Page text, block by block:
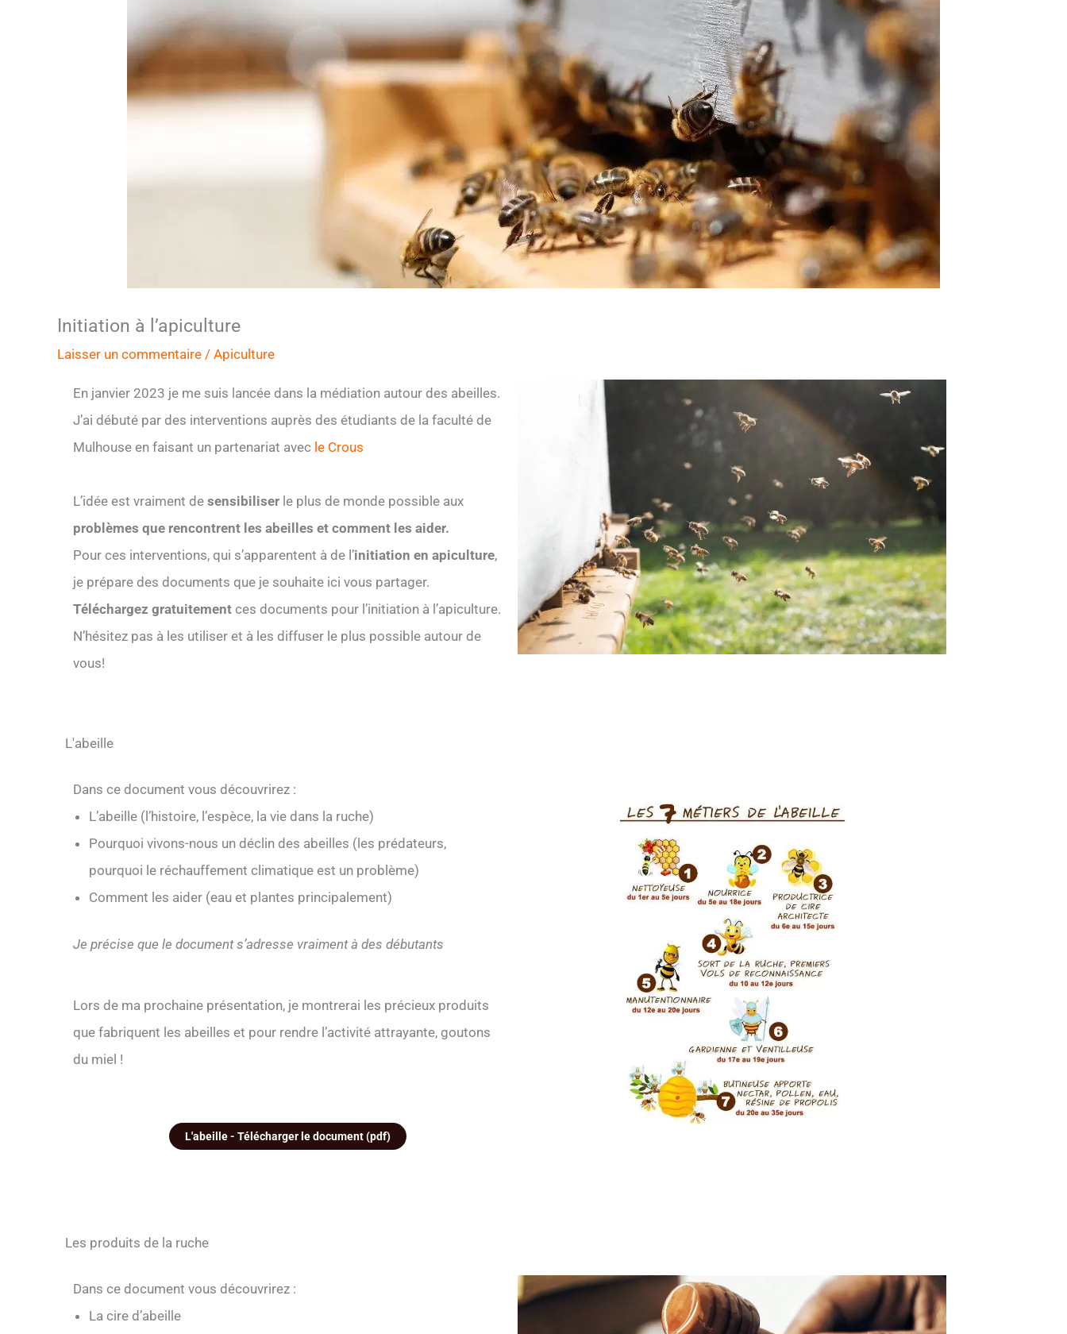
Initiation à l’apiculture
Laisser un commentaire / Apiculture
En janvier 2023 je me suis lancée dans la médiation autour des abeilles.
J’ai débuté par des interventions auprès des étudiants de la faculté de
Mulhouse en faisant un partenariat avec le Crous
L’idée est vraiment de sensibiliser le plus de monde possible aux
problèmes que rencontrent les abeilles et comment les aider.
Pour ces interventions, qui s’apparentent à de l’initiation en apiculture,
je prépare des documents que je souhaite ici vous partager.
Téléchargez gratuitement ces documents pour l’initiation à l’apiculture.
N’hésitez pas à les utiliser et à les diffuser le plus possible autour de
vous!
L'abeille
Dans ce document vous découvrirez :
L’abeille (l’histoire, l’espèce, la vie dans la ruche)
Pourquoi vivons-nous un déclin des abeilles (les prédateurs,
pourquoi le réchauffement climatique est un problème)
Comment les aider (eau et plantes principalement)
Je précise que le document s’adresse vraiment à des débutants
Lors de ma prochaine présentation, je montrerai les précieux produits
que fabriquent les abeilles et pour rendre l’activité attrayante, goutons
du miel !
L'abeille - Télécharger le document (pdf)
Les produits de la ruche
Dans ce document vous découvrirez :
La cire d’abeille